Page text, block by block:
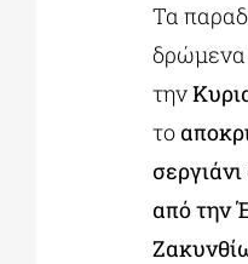
Τα
δρώμενα
την
το
από την